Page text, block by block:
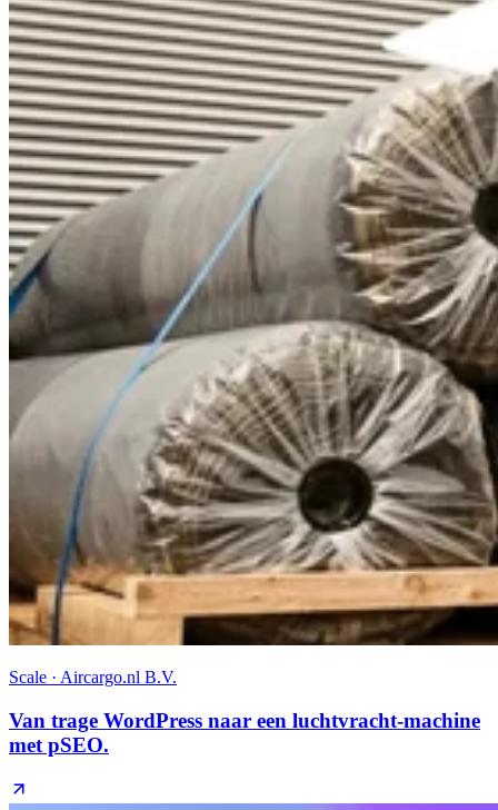
Scale · Aircargo.nl B.V.
Van trage WordPress naar een luchtvracht-machine
met pSEO.